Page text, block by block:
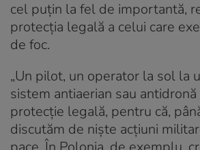
cel puțin la fel de importantă,
protecția legală a celui care
de foc.
„Un pilot, un operator la sol la
sistem antiaerian sau
protecție legală, pentru că,
discutăm de niște acțiuni